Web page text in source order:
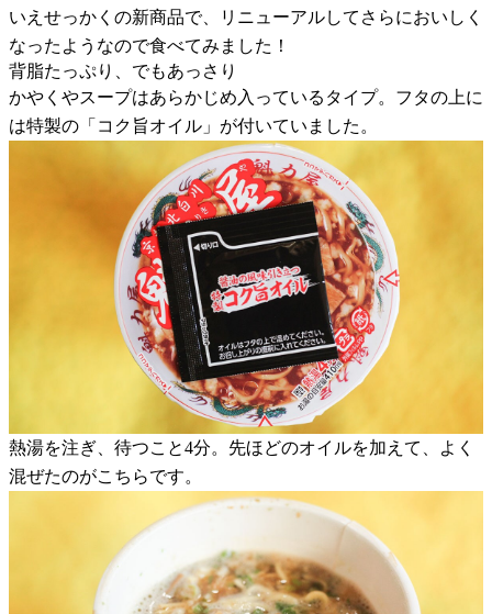
いえせっかくの新商品で、リニューアルしてさらにおいしく
なったようなので食べてみました！
背脂たっぷり、でもあっさり
かやくやスープはあらかじめ入っているタイプ。フタの上に
は特製の「コク旨オイル」が付いていました。
熱湯を注ぎ、待つこと4分。先ほどのオイルを加えて、よく
混ぜたのがこちらです。